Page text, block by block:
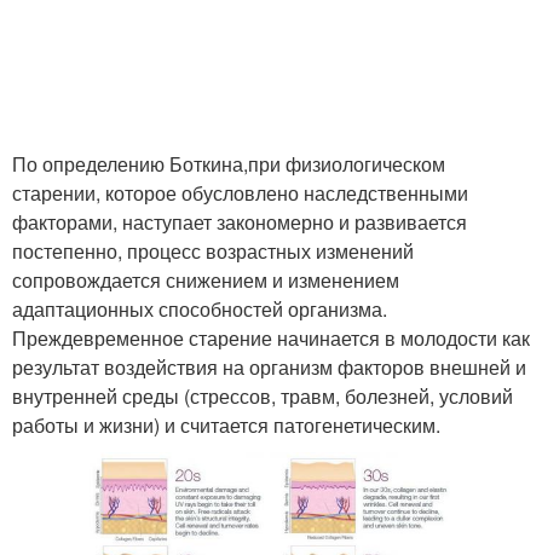
По определению Боткина,при физиологическом
старении, которое обусловлено наследственными
факторами, наступает закономерно и развивается
постепенно, процесс возрастных изменений
сопровождается снижением и изменением
адаптационных способностей организма.
Преждевременное старение начинается в молодости как
результат воздействия на организм факторов внешней и
внутренней среды (стрессов, травм, болезней, условий
работы и жизни) и считается патогенетическим.